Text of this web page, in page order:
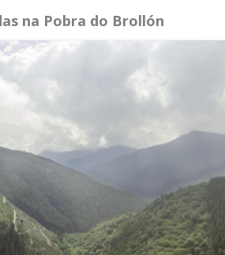
na Pobra do Brollón